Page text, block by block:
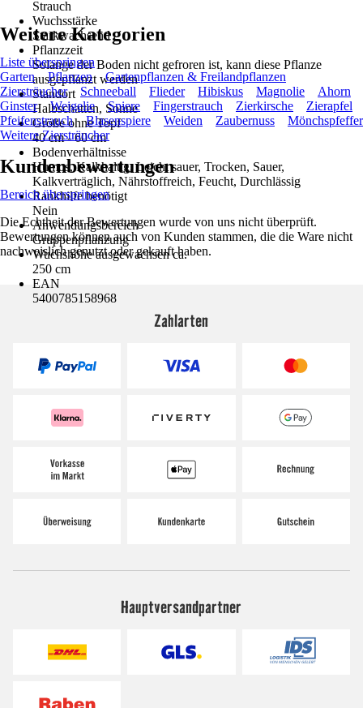
Strauch
Wuchsstärke
Starkwachsend
Pflanzzeit
Solange der Boden nicht gefroren ist, kann diese Pflanze
ausgepflanzt werden
Standort
Halbschatten, Sonne
Größe ohne Topf
40 cm - 60 cm
Bodenverhältnisse
Humos, Kalkhaltig, Leicht sauer, Trocken, Sauer,
Kalkverträglich, Nährstoffreich, Feucht, Durchlässig
Rankhilfe benötigt
Nein
Anwendungsbereich
Gruppenpflanzung
Wuchshöhe ausgewachsen ca.
250 cm
EAN
5400785158968
Weitere Kategorien
Liste überspringen
Garten
Pflanzen
Gartenpflanzen & Freilandpflanzen
Ziersträucher
Schneeball Flieder Hibiskus Magnolie
Ahorn
Ginster
Weigelie Spiere Fingerstrauch Zierkirsche
Zierapfel
Pfeifenstrauch
Blasenspiere Weiden Zaubernuss
Mönchspfeffer
Weitere Ziersträucher
Kundenbewertungen
Bereich überspringen
Die Echtheit der Bewertungen wurde von uns nicht überprüft.
Bewertungen können auch von Kunden stammen, die die Ware nicht
nachweislich genutzt oder gekauft haben.
Zahlarten
Hauptversandpartner